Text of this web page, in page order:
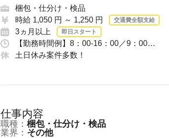
梱包・仕分け・検品
時給 1,050 円 ～ 1,250 円
交通費全額支給
3ヵ月以上 即日スタート
【勤務時間例】8：00-16：00／9：00…
土日休み案件多数！
仕事内容
職種： 梱包・仕分け・検品
業界： その他